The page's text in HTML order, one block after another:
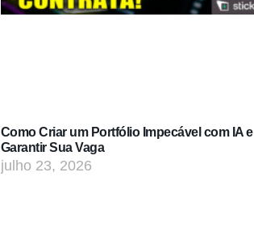
Como Criar um Portfólio Impecável com IA e
Garantir Sua Vaga
julho 23, 2026